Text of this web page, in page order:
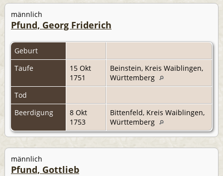
männlich
Pfund, Georg Friderich
Geburt
Taufe
15 Okt
1751
Beinstein, Kreis Waiblingen,
Württemberg
Tod
Beerdigung
8 Okt
1753
Bittenfeld, Kreis Waiblingen,
Württemberg
männlich
Pfund, Gottlieb